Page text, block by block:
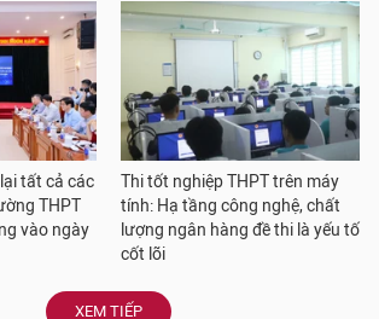
tất cả các
THPT
vào ngày
Thi tốt nghiệp THPT trên máy
tính: Hạ tầng công nghệ, chất
lượng ngân hàng đề thi là yếu tố
cốt lõi
XEM TIẾP